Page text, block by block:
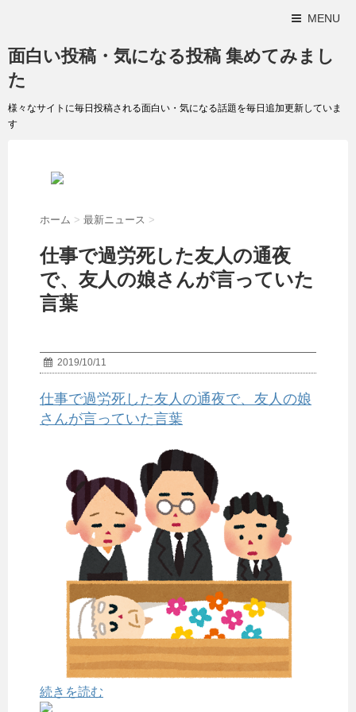
MENU
面白い投稿・気になる投稿 集めてみまし
た
様々なサイトに毎日投稿される面白い・気になる話題を毎日追加更新していま
す
ホーム > 最新ニュース >
仕事で過労死した友人の通夜
で、友人の娘さんが言っていた
言葉
2019/10/11
仕事で過労死した友人の通夜で、友人の娘
さんが言っていた言葉
続きを読む